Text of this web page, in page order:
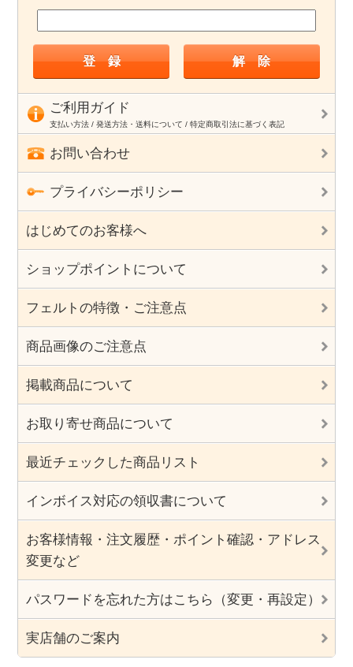
ご利用ガイド
支払い方法 / 発送方法・送料について / 特定商取引法に基づく表記
お問い合わせ
プライバシーポリシー
はじめてのお客様へ
ショップポイントについて
フェルトの特徴・ご注意点
商品画像のご注意点
掲載商品について
お取り寄せ商品について
最近チェックした商品リスト
インボイス対応の領収書について
お客様情報・注文履歴・ポイント確認・アドレス
変更など
パスワードを忘れた方はこちら（変更・再設定）
実店舗のご案内